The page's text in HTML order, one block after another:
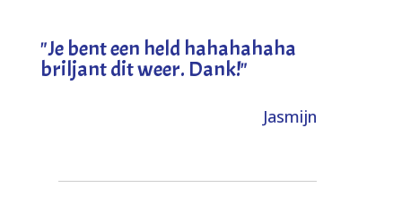
"Je bent een held hahahahaha
briljant dit weer. Dank!"
Jasmijn